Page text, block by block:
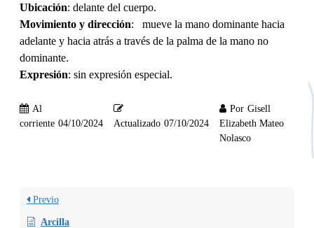
Ubicación: delante del cuerpo.
Movimiento y dirección: mueve la mano dominante hacia
adelante y hacia atrás a través de la palma de la mano no
dominante.
Expresión: sin expresión especial.
Al
corriente 04/10/2024 Actualizado 07/10/2024
Por Gisell
Elizabeth Mateo
Nolasco
Previo
Arcilla